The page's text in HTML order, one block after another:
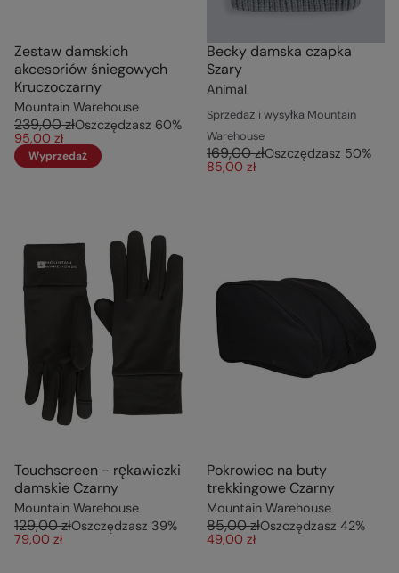
Zestaw damskich
akcesoriów śniegowych
Kruczoczarny
Mountain Warehouse
239,00 złOszczędzasz 60%
95,00 zł
Wyprzedaż
Becky damska czapka
Szary
Animal
Sprzedaż i wysyłka Mountain
Warehouse
169,00 złOszczędzasz 50%
85,00 zł
Touchscreen - rękawiczki
damskie Czarny
Mountain Warehouse
129,00 złOszczędzasz 39%
79,00 zł
Pokrowiec na buty
trekkingowe Czarny
Mountain Warehouse
85,00 złOszczędzasz 42%
49,00 zł